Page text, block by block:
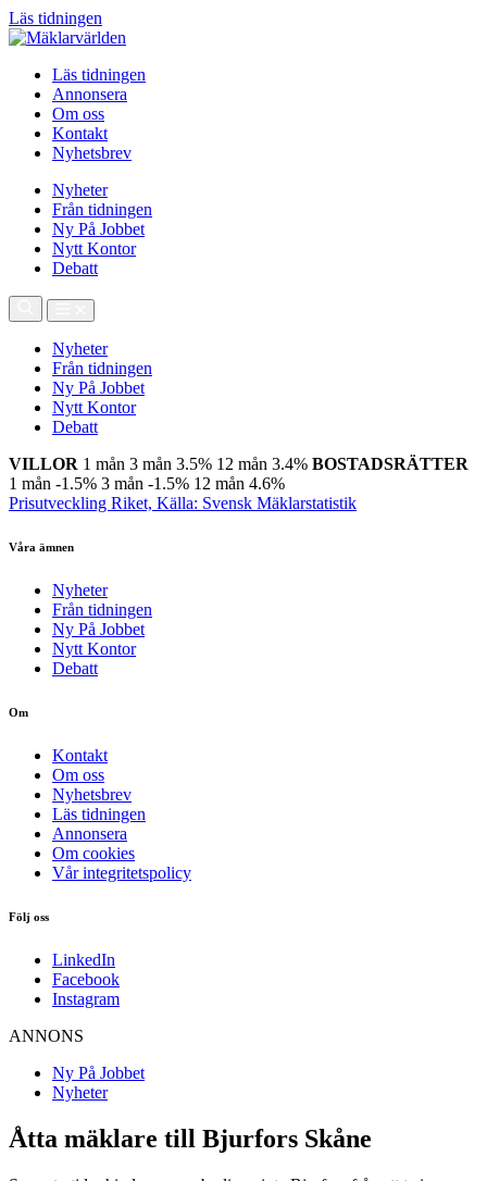
Läs tidningen
Läs tidningen
Annonsera
Om oss
Kontakt
Nyhetsbrev
Nyheter
Från tidningen
Ny På Jobbet
Nytt Kontor
Debatt
Nyheter
Från tidningen
Ny På Jobbet
Nytt Kontor
Debatt
VILLOR 1 mån 3 mån 3.5% 12 mån 3.4% BOSTADSRÄTTER
1 mån -1.5% 3 mån -1.5% 12 mån 4.6%
Prisutveckling Riket, Källa: Svensk Mäklarstatistik
Våra ämnen
Nyheter
Från tidningen
Ny På Jobbet
Nytt Kontor
Debatt
Om
Kontakt
Om oss
Nyhetsbrev
Läs tidningen
Annonsera
Om cookies
Vår integritetspolicy
Följ oss
LinkedIn
Facebook
Instagram
ANNONS
Ny På Jobbet
Nyheter
Åtta mäklare till Bjurfors Skåne